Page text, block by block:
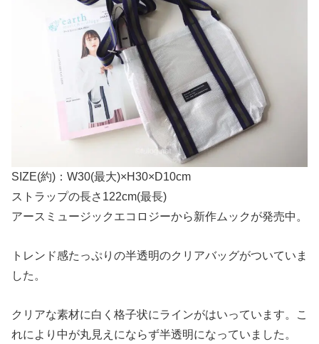
SIZE(約)：W30(最大)×H30×D10cm
ストラップの長さ122cm(最長)
アースミュージックエコロジーから新作ムックが発売中。
トレンド感たっぷりの半透明のクリアバッグがついていま
した。
クリアな素材に白く格子状にラインがはいっています。
こ
れにより中が丸見えにならず半透明になっていました。